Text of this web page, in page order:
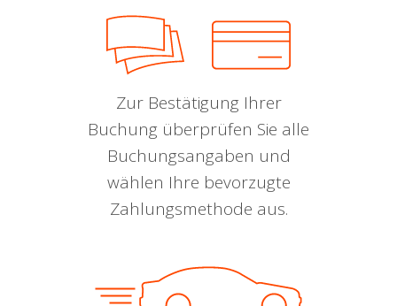
Zur Bestätigung Ihrer
Buchung überprüfen Sie alle
Buchungsangaben und
wählen Ihre bevorzugte
Zahlungsmethode aus.